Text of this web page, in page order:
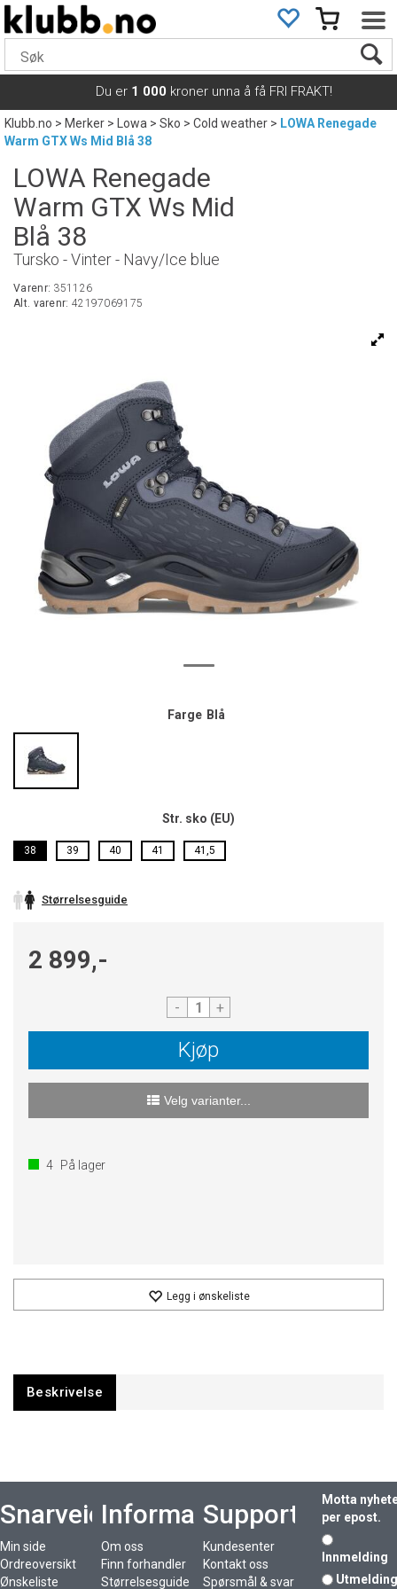
Du er 1 000 kroner unna å få FRI FRAKT!
Klubb.no>Merker> Lowa>Sko>Cold weather> LOWA Renegade
Warm GTX Ws Mid Blå 38
LOWA Renegade
Warm GTX Ws Mid
Blå 38
Tursko - Vinter - Navy/Ice blue
Varenr: 351126
Alt. varenr: 42197069175
Farge Blå
Str. sko (EU)
38 39 40 41 41,5
Størrelsesguide
2 899,-
- +
Kjøp
Velg varianter...
4 På lager
Legg i ønskeliste
Beskrivelse
Snarveier
Min side
Ordreoversikt
Ønskeliste
Informasjon
Om oss
Finn forhandler
Størrelsesguide
Support
Kundesenter
Kontakt oss
Spørsmål & svar
Motta
per epost.
Innmelding